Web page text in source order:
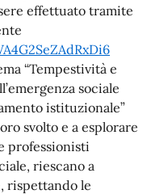
effettuato tramite
“Tempestività e
sociale
istituzionale”
svolto e a esplorare
professionisti
riescano a
rispettando le